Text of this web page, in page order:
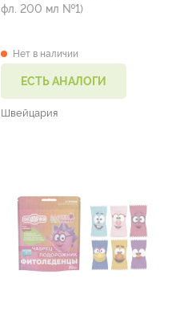
фл. 200 мл №1)
Нет в наличии
ЕСТЬ АНАЛОГИ
Швейцария